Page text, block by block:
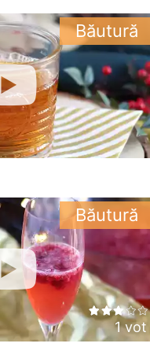
Băutură
1 vot
Băutură